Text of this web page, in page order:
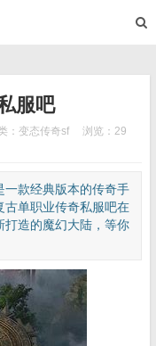
服吧
： 变态传奇sf
浏览：29
一款经典版本的传奇手
古单职业传奇私服吧在
打造的魔幻大陆，等你